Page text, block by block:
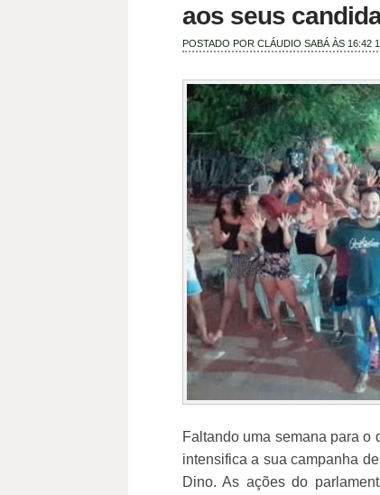
aos seus
POSTADO POR CLÁUDIO SABÁ ÀS 16:42
Faltando uma semana para o
intensifica a sua campanha
Dino. As ações do